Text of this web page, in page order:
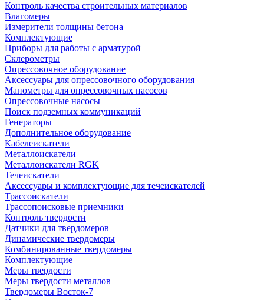
Контроль качества строительных материалов
Влагомеры
Измерители толщины бетона
Комплектующие
Приборы для работы с арматурой
Склерометры
Опрессовочное оборудование
Аксессуары для опрессовочного оборудования
Манометры для опрессовочных насосов
Опрессовочные насосы
Поиск подземных коммуникаций
Генераторы
Дополнительное оборудование
Кабелеискатели
Металлоискатели
Металлоискатели RGK
Течеискатели
Аксессуары и комплектующие для течеискателей
Трассоискатели
Трассопоисковые приемники
Контроль твердости
Датчики для твердомеров
Динамические твердомеры
Комбинированные твердомеры
Комплектующие
Меры твердости
Меры твердости металлов
Твердомеры Восток-7